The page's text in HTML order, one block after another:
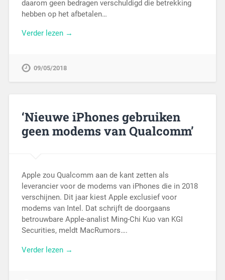
daarom geen bedragen verschuldigd die betrekking
hebben op het afbetalen…
Verder lezen →
09/05/2018
‘Nieuwe iPhones gebruiken
geen modems van Qualcomm’
Apple zou Qualcomm aan de kant zetten als
leverancier voor de modems van iPhones die in 2018
verschijnen. Dit jaar kiest Apple exclusief voor
modems van Intel. Dat schrijft de doorgaans
betrouwbare Apple-analist Ming-Chi Kuo van KGI
Securities, meldt MacRumors….
Verder lezen →